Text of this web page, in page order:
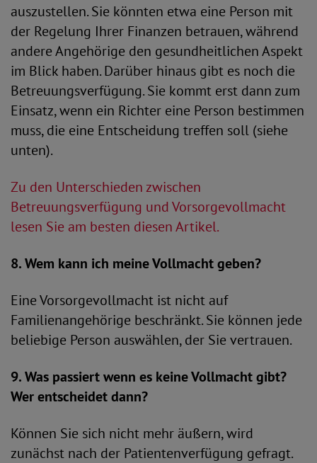
auszustellen. Sie könnten etwa eine Person mit
der Regelung Ihrer Finanzen betrauen, während
andere Angehörige den gesundheitlichen Aspekt
im Blick haben. Darüber hinaus gibt es noch die
Betreuungsverfügung. Sie kommt erst dann zum
Einsatz, wenn ein Richter eine Person bestimmen
muss, die eine Entscheidung treffen soll (siehe
unten).
Zu den Unterschieden zwischen
Betreuungsverfügung und Vorsorgevollmacht
lesen Sie am besten diesen Artikel.
8. Wem kann ich meine Vollmacht geben?
Eine Vorsorgevollmacht ist nicht auf
Familienangehörige beschränkt. Sie können jede
beliebige Person auswählen, der Sie vertrauen.
9. Was passiert wenn es keine Vollmacht gibt?
Wer entscheidet dann?
Können Sie sich nicht mehr äußern, wird
zunächst nach der Patientenverfügung gefragt.